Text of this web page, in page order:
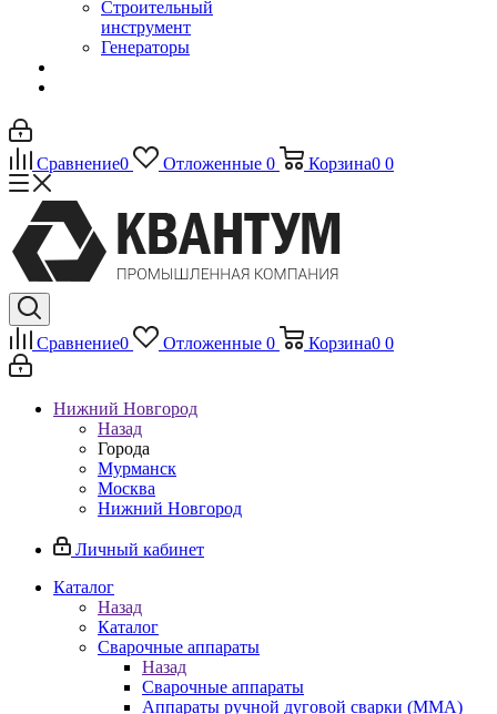
Строительный
инструмент
Генераторы
Сравнение0 Отложенные 0 Корзина0 0
Сравнение0 Отложенные 0 Корзина0 0
Нижний Новгород
Назад
Города
Мурманск
Москва
Нижний Новгород
Личный кабинет
Каталог
Назад
Каталог
Сварочные аппараты
Назад
Сварочные аппараты
Аппараты ручной дуговой сварки (MMA)